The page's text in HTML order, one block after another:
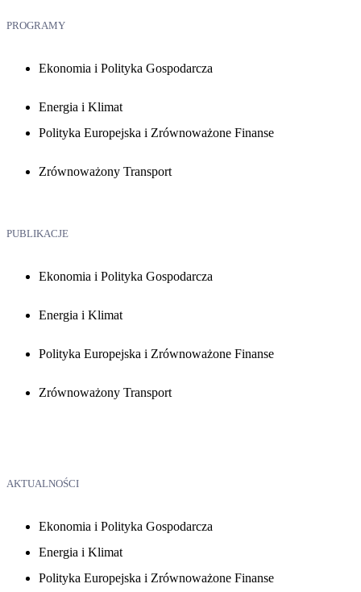
PROGRAMY
Ekonomia i Polityka Gospodarcza
Energia i Klimat
Polityka Europejska i Zrównoważone Finanse
Zrównoważony Transport
PUBLIKACJE
Ekonomia i Polityka Gospodarcza
Energia i Klimat
Polityka Europejska i Zrównoważone Finanse
Zrównoważony Transport
AKTUALNOŚCI
Ekonomia i Polityka Gospodarcza
Energia i Klimat
Polityka Europejska i Zrównoważone Finanse